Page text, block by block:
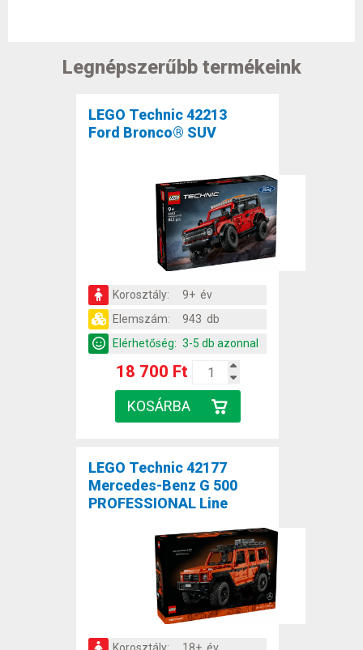
Legnépszerűbb termékeink
LEGO Technic 42213
Ford Bronco® SUV
Korosztály:
9+ év
Elemszám:
943 db
Elérhetőség: 3-5 db azonnal
18 700 Ft
LEGO Technic 42177
Mercedes-Benz G 500
PROFESSIONAL Line